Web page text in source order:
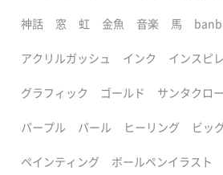
神話 窓 虹 金魚 音楽 馬
アクリルガッシュ インク インスピ
グラフィック ゴールド サンタクロ
パープル パール ヒーリング ビッ
ペインティング ボールペンイラスト